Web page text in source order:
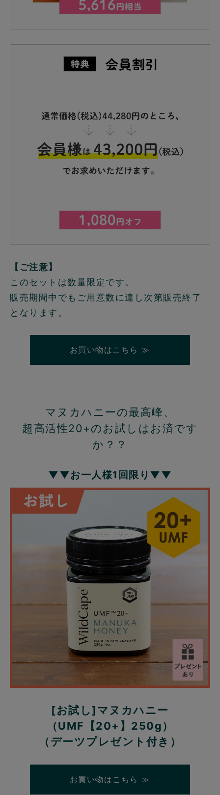
【ご注意】
このセットは数量限定です。
販売期間中でもご用意数に達し次第販売終了
となります。
お買い物はこちら ≫
マヌカハニーの最高峰、
超高活性20+のお試しはお済です
か？？
▼▼お一人様1回限り▼▼
[お試し]マヌカハニー
（UMF【20+】250g）
（デーツプレゼント付き）
お買い物はこちら ≫